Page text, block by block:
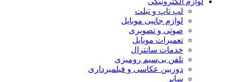
لپ تاپ و تبلت
لوازم جانبی موبایل
صوتی و تصویری
تعمیرات موبایل
خدمات سانترال
تلفن بی‌سیم رومیزی
دوربین عکاسی و فیلمبرداری
سایر